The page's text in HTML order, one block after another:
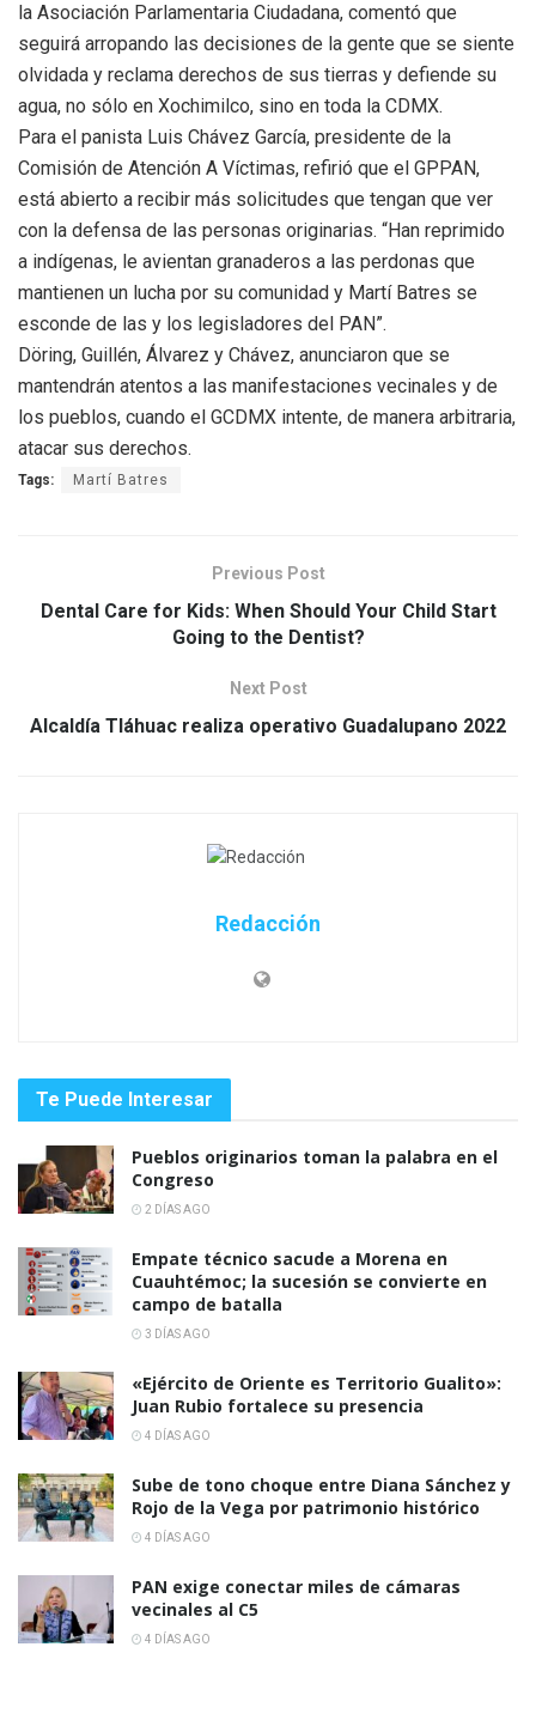
la Asociación Parlamentaria Ciudadana, comentó que
seguirá arropando las decisiones de la gente que se siente
olvidada y reclama derechos de sus tierras y defiende su
agua, no sólo en Xochimilco, sino en toda la CDMX.
Para el panista Luis Chávez García, presidente de la
Comisión de Atención A Víctimas, refirió que el GPPAN,
está abierto a recibir más solicitudes que tengan que ver
con la defensa de las personas originarias. “Han reprimido
a indígenas, le avientan granaderos a las perdonas que
mantienen un lucha por su comunidad y Martí Batres se
esconde de las y los legisladores del PAN”.
Döring, Guillén, Álvarez y Chávez, anunciaron que se
mantendrán atentos a las manifestaciones vecinales y de
los pueblos, cuando el GCDMX intente, de manera arbitraria,
atacar sus derechos.
Tags: Martí Batres
Previous Post
Dental Care for Kids: When Should Your Child Start
Going to the Dentist?
Next Post
Alcaldía Tláhuac realiza operativo Guadalupano 2022
Redacción
Te Puede Interesar
Pueblos originarios toman la palabra en el
Congreso
2 DÍAS AGO
Empate técnico sacude a Morena en
Cuauhtémoc; la sucesión se convierte en
campo de batalla
3 DÍAS AGO
«Ejército de Oriente es Territorio Gualito»:
Juan Rubio fortalece su presencia
4 DÍAS AGO
Sube de tono choque entre Diana Sánchez y
Rojo de la Vega por patrimonio histórico
4 DÍAS AGO
PAN exige conectar miles de cámaras
vecinales al C5
4 DÍAS AGO